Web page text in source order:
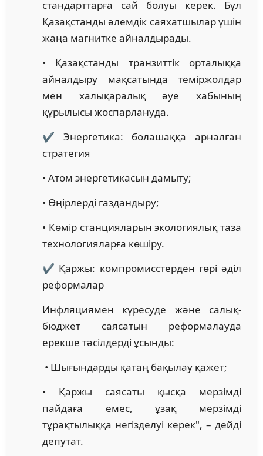
стандарттарға сай болуы керек. Бұл
Қазақстанды әлемдік саяхатшылар үшін
жаңа магнитке айналдырады.
• Қазақстанды транзиттік орталыққа
айналдыру мақсатында теміржолдар
мен халықаралық әуе хабының
құрылысы жоспарлануда.
✔️ Энергетика: болашаққа арналған
стратегия
• Атом энергетикасын дамыту;
• Өңірлерді газдандыру;
• Көмір станцияларын экологиялық таза
технологияларға көшіру.
✔️ Қаржы: компромисстерден гөрі әділ
реформалар
Инфляциямен күресуде және салық-
бюджет саясатын реформалауда
ерекше тәсілдерді ұсынды:
• Шығындарды қатаң бақылау қажет;
• Қаржы саясаты қысқа мерзімді
пайдаға емес, ұзақ мерзімді
тұрақтылыққа негізделуі керек", – дейді
депутат.